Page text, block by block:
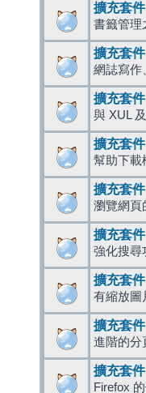
擴充套
書籤管理
擴充套
網誌寫作
擴充套
與 XUL
擴充套
幫助下載
擴充套
瀏覽網頁
擴充套
強化搜尋
擴充套
有縮放圖
擴充套
進階的分
擴充套
Firefox